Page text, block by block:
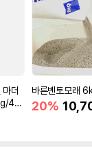
더
4/1
바른벤토모래
20%